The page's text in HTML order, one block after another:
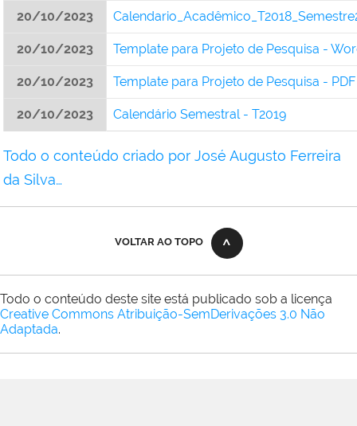
20/10/2023
20/10/2023 Template para Projeto de Pesquisa -
20/10/2023 Template para Projeto de Pesquisa - PDF
20/10/2023 Calendário Semestral - T2019
Todo o conteúdo criado por José Augusto Ferreira
da Silva…
VOLTAR AO TOPO
Todo o conteúdo deste site está publicado sob a licença
Creative Commons Atribuição-SemDerivações 3.0 Não
Adaptada.